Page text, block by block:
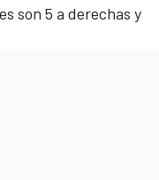
son 5 a derechas y